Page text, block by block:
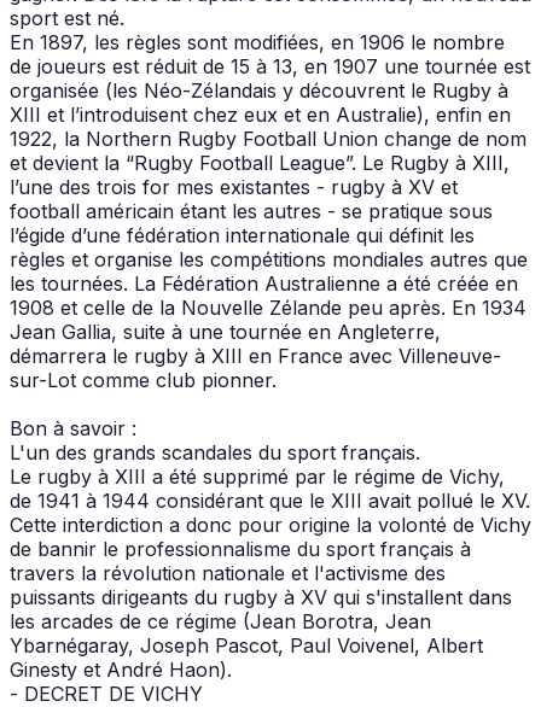
sport est né.
En 1897, les règles sont modifiées, en 1906 le nombre
de joueurs est réduit de 15 à 13, en 1907 une tournée est
organisée (les Néo-Zélandais y découvrent le Rugby à
XIII et l’introduisent chez eux et en Australie), enfin en
1922, la Northern Rugby Football Union change de nom
et devient la “Rugby Football League”. Le Rugby à XIII,
l’une des trois for­ mes existantes - rugby à XV et
football américain étant les autres - se pratique sous
l’égide d’une fédération internationale qui définit les
règles et organise les compétitions mondiales autres que
les tournées. La Fédération Australienne a été créée en
1908 et celle de la Nouvelle Zélande peu après. En 1934
Jean Gallia, suite à une tournée en Angleterre,
démarrera le rugby à XIII en France avec Villeneuve-
sur-Lot comme club pionner.
Bon à savoir :
L'un des grands scandales du sport français.
Le rugby à XIII a été supprimé par le régime de Vichy,
de 1941 à 1944 considérant que le XIII avait pollué le XV.
Cette interdiction a donc pour origine la volonté de Vichy
de bannir le professionnalisme du sport français à
travers la révolution nationale et l'activisme des
puissants dirigeants du rugby à XV qui s'installent dans
les arcades de ce régime (Jean Borotra, Jean
Ybarnégaray, Joseph Pascot, Paul Voivenel, Albert
Ginesty et André Haon).
- DECRET DE VICHY